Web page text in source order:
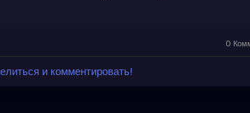
0
и комментировать!